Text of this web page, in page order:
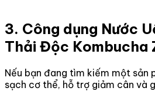
3. Công dụng Nước
Thải Độc Kombucha
Nếu bạn đang tìm kiếm một sản
sạch cơ thể, hỗ trợ giảm cân và